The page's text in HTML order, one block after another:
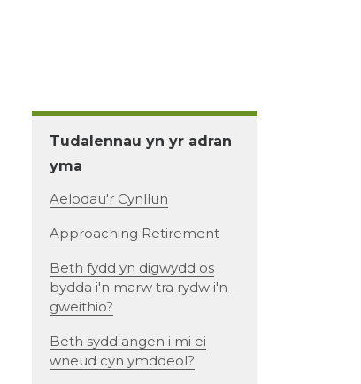
Tudalennau yn yr adran
yma
Aelodau'r Cynllun
Approaching Retirement
Beth fydd yn digwydd os
bydda i'n marw tra rydw i'n
gweithio?
Beth sydd angen i mi ei
wneud cyn ymddeol?